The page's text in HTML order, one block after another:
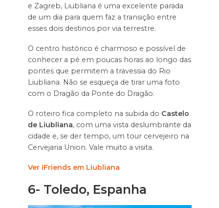
e Zagreb, Liubliana é uma excelente parada
de um dia para quem faz a transição entre
esses dois destinos por via terrestre.
O centro histórico é charmoso e possível de
conhecer a pé em poucas horas ao longo das
pontes que permitem a travessia do Rio
Liubliana. Não se esqueça de tirar uma foto
com o Dragão da Ponte do Dragão.
O roteiro fica completo na subida do Castelo
de Liubliana, com uma vista deslumbrante da
cidade e, se der tempo, um tour cervejeiro na
Cervejaria Union. Vale muito a visita.
Ver iFriends em Liubliana
6- Toledo, Espanha